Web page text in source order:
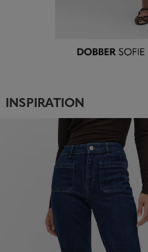
INSPIRATION